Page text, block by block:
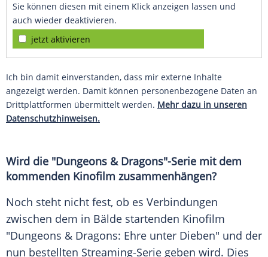
Sie können diesen mit einem Klick anzeigen lassen und
auch wieder deaktivieren.
jetzt aktivieren
Ich bin damit einverstanden, dass mir externe Inhalte
angezeigt werden. Damit können personenbezogene Daten an
Drittplattformen übermittelt werden. Mehr dazu in unseren
Datenschutzhinweisen.
Wird die "Dungeons & Dragons"-Serie mit dem
kommenden Kinofilm zusammenhängen?
Noch steht nicht fest, ob es Verbindungen
zwischen dem in Bälde startenden Kinofilm
"Dungeons & Dragons: Ehre unter Dieben" und der
nun bestellten Streaming-Serie geben wird. Dies